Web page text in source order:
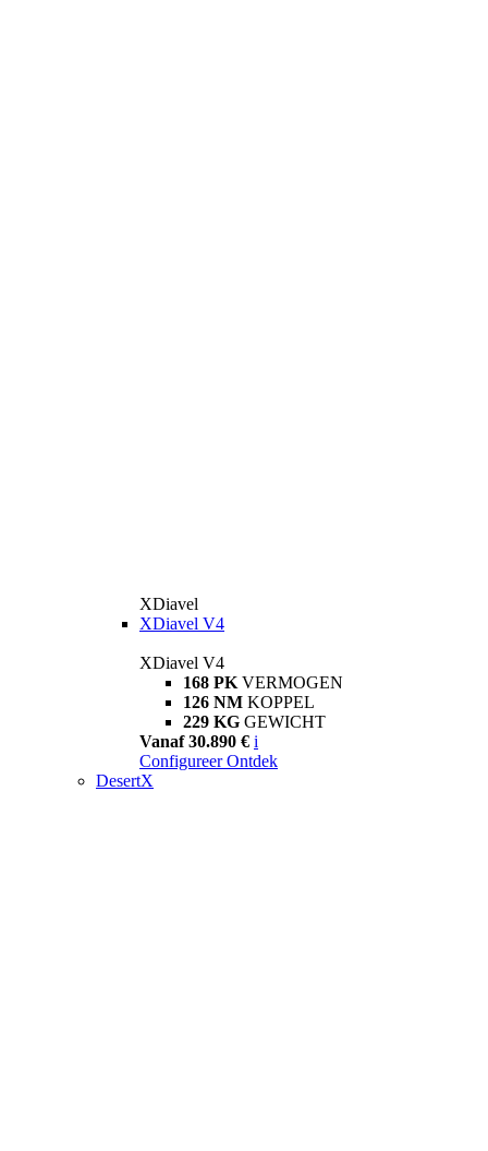
XDiavel
XDiavel V4
XDiavel V4
168 PK VERMOGEN
126 NM KOPPEL
229 KG GEWICHT
Vanaf 30.890 € i
Configureer Ontdek
DesertX